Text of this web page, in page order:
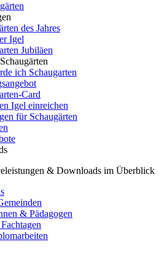
des Jahres
Igel
Jubiläen
ich Schaugarten
Card
Igel einreichen
für Schaugärten
& Downloads im Überblick
& Pädagogen